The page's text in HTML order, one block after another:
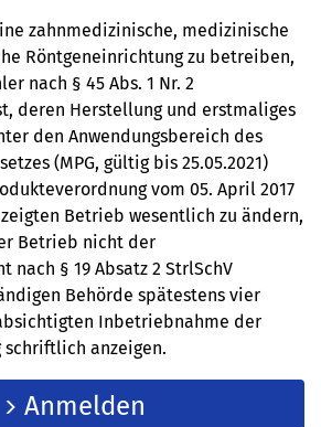
zahnmedizinische, medizinische
Röntgeneinrichtung zu betreiben,
nach § 45 Abs. 1 Nr. 2
deren Herstellung und erstmaliges
den Anwendungsbereich des
(MPG, gültig bis 25.05.2021)
vom 05. April 2017
Betrieb wesentlich zu ändern,
Betrieb nicht der
nach § 19 Absatz 2 StrlSchV
Behörde spätestens vier
Inbetriebnahme der
anzeigen.
Anmelden